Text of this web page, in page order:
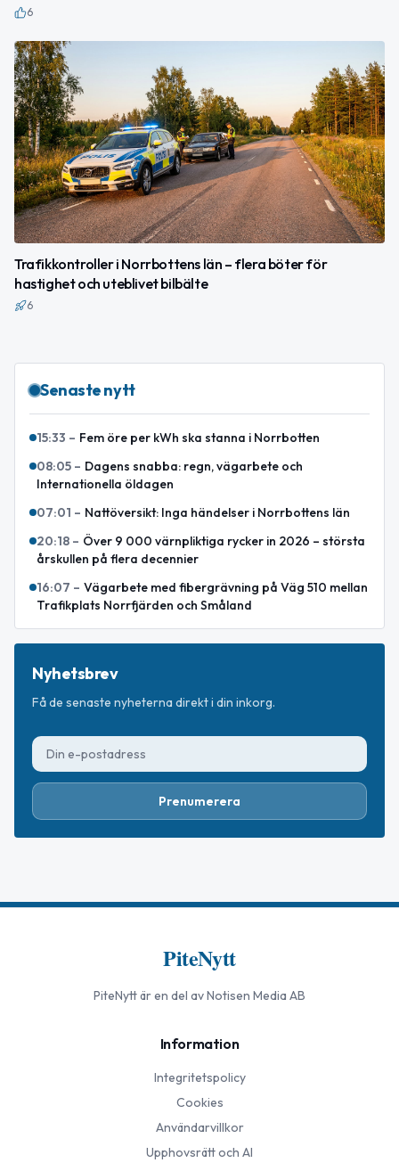
6
Trafikkontroller i Norrbottens län – flera böter för
hastighet och uteblivet bilbälte
6
Senaste nytt
15:33 – Fem öre per kWh ska stanna i Norrbotten
08:05 – Dagens snabba: regn, vägarbete och
Internationella öldagen
07:01 – Nattöversikt: Inga händelser i Norrbottens län
20:18 – Över 9 000 värnpliktiga rycker in 2026 – största
årskullen på flera decennier
16:07 – Vägarbete med fibergrävning på Väg 510 mellan
Trafikplats Norrfjärden och Småland
Nyhetsbrev
Få de senaste nyheterna direkt i din inkorg.
Prenumerera
PiteNytt
PiteNyttär en del av Notisen Media AB
Information
Integritetspolicy
Cookies
Användarvillkor
Upphovsrätt och AI